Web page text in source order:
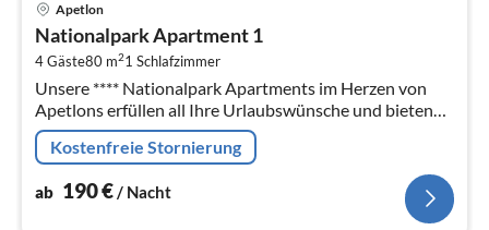
Apetlon
Nationalpark Apartment 1
4 Gäste80 m21 Schlafzimmer
Unsere **** Nationalpark Apartments im Herzen von
Apetlons erfüllen all Ihre Urlaubswünsche und bieten
Ihnen höchsten Komfort.
Kostenfreie Stornierung
ab 190€/ Nacht